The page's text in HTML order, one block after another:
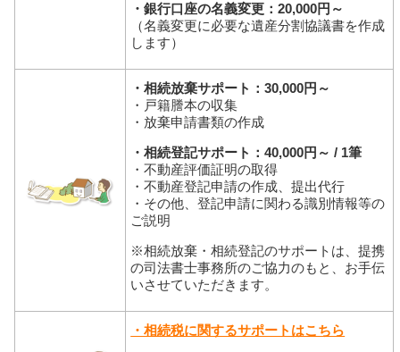
・銀行口座の名義変更：20,000円～
（名義変更に必要な遺産分割協議書を作成
します）
・相続放棄サポート：30,000円～
・戸籍謄本の収集
・放棄申請書類の作成
・相続登記サポート：40,000円～ / 1筆
・不動産評価証明の取得
・不動産登記申請の作成、提出代行
・その他、登記申請に関わる識別情報等の
ご説明
※相続放棄・相続登記のサポートは、提携
の司法書士事務所のご協力のもと、お手伝
いさせていただきます。
・相続税に関するサポートはこちら